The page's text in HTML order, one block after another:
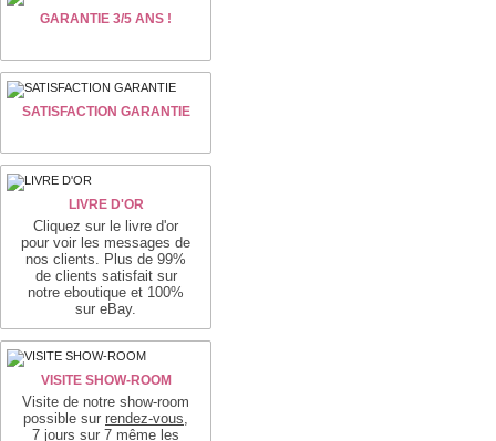
GARANTIE 3/5 ANS !
SATISFACTION GARANTIE
LIVRE D'OR
Cliquez sur le livre d'or
pour voir les messages de
nos clients. Plus de 99%
de clients satisfait sur
notre eboutique et 100%
sur eBay.
VISITE SHOW-ROOM
Visite de notre show-room
possible sur rendez-vous,
7 jours sur 7 même les